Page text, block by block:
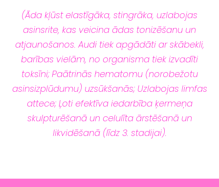
(Āda kļūst elastīgāka, stingrāka, uzlabojas
asinsrite, kas veicina ādas tonizēšanu un
atjaunošanos. Audi tiek apgādāti ar skābekli,
barības vielām, no organisma tiek izvadīti
toksīni; Paātrinās hematomu (norobežotu
asinsizplūdumu) uzsūkšanās; Uzlabojas limfas
attece; Ļoti efektīva iedarbība ķermeņa
skulpturēšanā un celulīta ārstēšanā un
likvidēšanā (līdz 3. stadijai).